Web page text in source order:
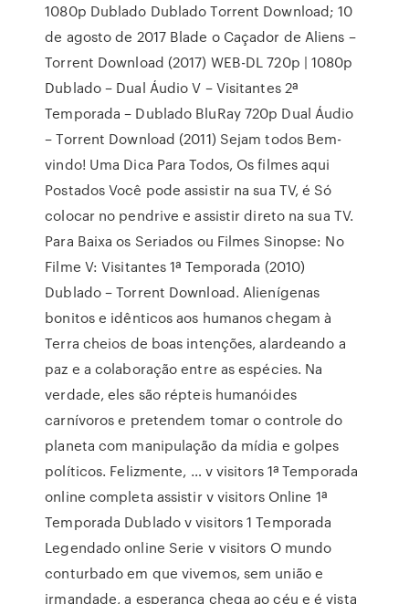
1080p Dublado Dublado Torrent Download; 10
de agosto de 2017 Blade o Caçador de Aliens –
Torrent Download (2017) WEB-DL 720p | 1080p
Dublado – Dual Áudio V – Visitantes 2ª
Temporada – Dublado BluRay 720p Dual Áudio
– Torrent Download (2011) Sejam todos Bem-
vindo! Uma Dica Para Todos, Os filmes aqui
Postados Você pode assistir na sua TV, é Só
colocar no pendrive e assistir direto na sua TV.
Para Baixa os Seriados ou Filmes Sinopse: No
Filme V: Visitantes 1ª Temporada (2010)
Dublado – Torrent Download. Alienígenas
bonitos e idênticos aos humanos chegam à
Terra cheios de boas intenções, alardeando a
paz e a colaboração entre as espécies. Na
verdade, eles são répteis humanóides
carnívoros e pretendem tomar o controle do
planeta com manipulação da mídia e golpes
políticos. Felizmente, … v visitors 1ª Temporada
online completa assistir v visitors Online 1ª
Temporada Dublado v visitors 1 Temporada
Legendado online Serie v visitors O mundo
conturbado em que vivemos, sem união e
irmandade, a esperança chega ao céu e é vista